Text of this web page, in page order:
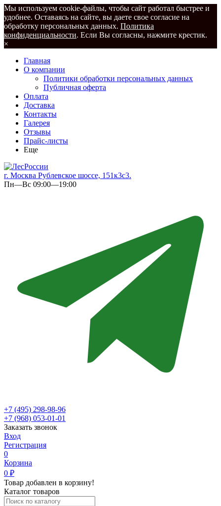
Мы используем cookie-файлы, чтобы сайт работал быстрее и
удобнее. Оставаясь на сайте, вы даете свое согласие на
обработку персональных данных. Политика
конфиденциальности. Если Вы согласны, нажмите крестик.
×
Главная
О компании
Политики обработки персональных данных
Публичная оферта
Оплата
Доставка
Контакты
Галерея
Отзывы
Прайс-листы
Еще
г. Москва Рублевское шоссе, 151к3с3.
Пн—Вс 09:00—19:00
+7 (495) 298-98-96
+7 (968) 053-01-01
Заказать звонок
Вход
Регистрация
0
Корзина
0 ₽
Товар добавлен в корзину!
Каталог товаров